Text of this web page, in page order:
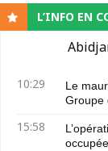
L’INFO EN
10:29
Le
Groupe
15:58